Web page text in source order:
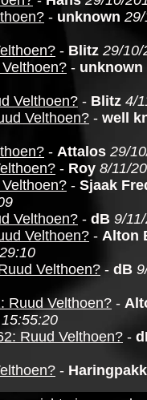
- unknown
- Blitz 29/10/
- unknown
Velthoen? - Blitz 4/
Velthoen? - well
- Attalos 29/
- Roy 8/11/
- Sjaak
Velthoen? - dB 9/
Velthoen? - Alton
Velthoen? - dB
Ruud Velthoen? -
Ruud Velthoen? -
-